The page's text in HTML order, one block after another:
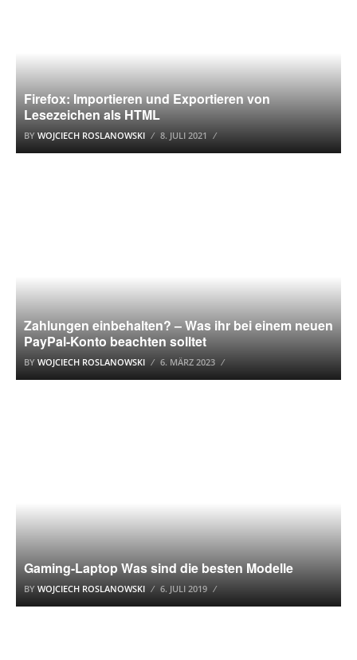
Firefox: Importieren und Exportieren von
Lesezeichen als HTML
BY WOJCIECH ROSLANOWSKI 8. JULI 2021
Zahlungen einbehalten? – Was ihr bei einem neuen
PayPal-Konto beachten solltet
BY WOJCIECH ROSLANOWSKI 6. MÄRZ 2023
Gaming-Laptop Was sind die besten Modelle
BY WOJCIECH ROSLANOWSKI 6. JULI 2019